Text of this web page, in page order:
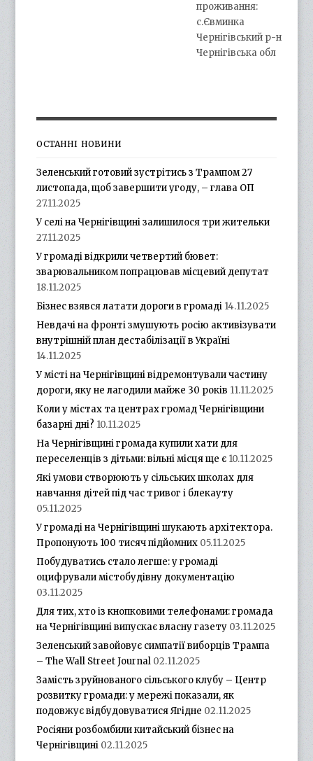
проживання:
с.Євминка
Чернігівський р-н
Чернігівська обл
ОСТАННІ НОВИНИ
Зеленський готовий зустрітись з Трампом 27
листопада, щоб завершити угоду, – глава ОП
27.11.2025
У селі на Чернігівщині залишилося три жительки
27.11.2025
У громаді відкрили четвертий бювет:
зварювальником попрацював місцевий депутат
18.11.2025
Бізнес взявся латати дороги в громаді 14.11.2025
Невдачі на фронті змушують росію активізувати
внутрішній план дестабілізації в Україні
14.11.2025
У місті на Чернігівщині відремонтували частину
дороги, яку не лагодили майже 30 років 11.11.2025
Коли у містах та центрах громад Чернігівщини
базарні дні? 10.11.2025
На Чернігівщині громада купили хати для
переселенців з дітьми: вільні місця ще є 10.11.2025
Які умови створюють у сільських школах для
навчання дітей під час тривог і блекауту
05.11.2025
У громаді на Чернігівщині шукають архітектора.
Пропонують 100 тисяч підйомних 05.11.2025
Побудуватись стало легше: у громаді
оцифрували містобудівну документацію
03.11.2025
Для тих, хто із кнопковими телефонами: громада
на Чернігівщині випускає власну газету 03.11.2025
Зеленський завойовує симпатії виборців Трампа
– The Wall Street Journal 02.11.2025
Замість зруйнованого сільського клубу – Центр
розвитку громади: у мережі показали, як
подовжує відбудовуватися Ягідне 02.11.2025
Росіяни розбомбили китайський бізнес на
Чернігівщині 02.11.2025